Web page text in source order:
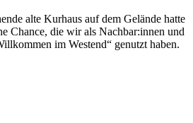
alte Kurhaus auf dem Gelände hatte
Chance, die wir als Nachbar:innen und
im Westend“ genutzt haben.